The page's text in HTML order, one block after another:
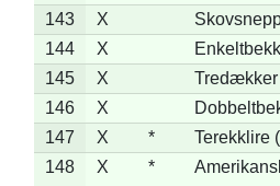
143
X
144
X
145
X
Tredækker
146
X
147
X *
Terekklire
148
X *